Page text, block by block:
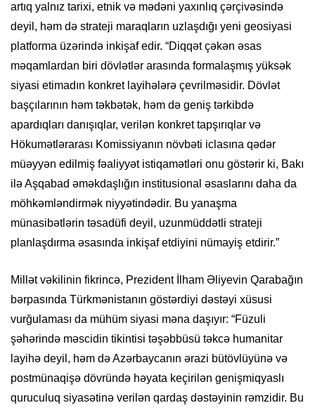
artıq yalnız tarixi, etnik və mədəni yaxınlıq çərçivəsində
deyil, həm də strateji maraqların uzlaşdığı yeni geosiyasi
platforma üzərində inkişaf edir. “Diqqət çəkən əsas
məqamlardan biri dövlətlər arasında formalaşmış yüksək
siyasi etimadın konkret layihələrə çevrilməsidir. Dövlət
başçılarının həm təkbətək, həm də geniş tərkibdə
apardıqları danışıqlar, verilən konkret tapşırıqlar və
Hökumətlərarası Komissiyanın növbəti iclasına qədər
müəyyən edilmiş fəaliyyət istiqamətləri onu göstərir ki, Bakı
ilə Aşqabad əməkdaşlığın institusional əsaslarını daha da
möhkəmləndirmək niyyətindədir. Bu yanaşma
münasibətlərin təsadüfi deyil, uzunmüddətli strateji
planlaşdırma əsasında inkişaf etdiyini nümayiş etdirir.”
Millət vəkilinin fikrincə, Prezident İlham Əliyevin Qarabağın
bərpasında Türkmənistanın göstərdiyi dəstəyi xüsusi
vurğulaması da mühüm siyasi məna daşıyır: “Füzuli
şəhərində məscidin tikintisi təşəbbüsü təkcə humanitar
layihə deyil, həm də Azərbaycanın ərazi bütövlüyünə və
postmünaqişə dövründə həyata keçirilən genişmiqyaslı
quruculuq siyasətinə verilən qardaş dəstəyinin rəmzidir. Bu